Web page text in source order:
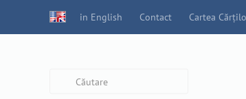
in English Contact Cartea